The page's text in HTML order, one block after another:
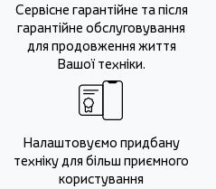
Сервісне гарантійне та після
гарантійне обслуговування
для продовження життя
Вашої техніки.
Налаштовуємо придбану
техніку для більш приємного
користування